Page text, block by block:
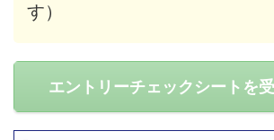
す）
エントリーチェックシートを